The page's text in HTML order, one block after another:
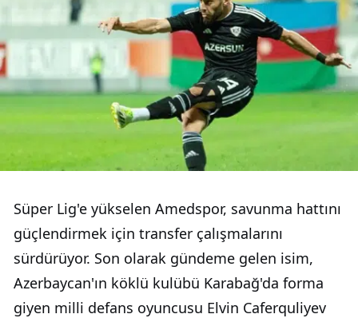
Süper Lig'e yükselen Amedspor, savunma hattını
güçlendirmek için transfer çalışmalarını
sürdürüyor. Son olarak gündeme gelen isim,
Azerbaycan'ın köklü kulübü Karabağ'da forma
giyen milli defans oyuncusu Elvin Caferquliyev